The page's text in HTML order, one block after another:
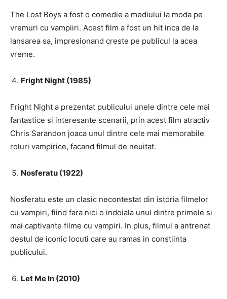
The Lost Boys a fost o comedie a mediului la moda pe
vremuri cu vampiiri. Acest film a fost un hit inca de la
lansarea sa, impresionand creste pe publicul la acea
vreme.
Fright Night (1985)
Fright Night a prezentat publicului unele dintre cele mai
fantastice si interesante scenarii, prin acest film atractiv
Chris Sarandon joaca unul dintre cele mai memorabile
roluri vampirice, facand filmul de neuitat.
Nosferatu (1922)
Nosferatu este un clasic necontestat din istoria filmelor
cu vampiri, fiind fara nici o indoiala unul dintre primele si
mai captivante filme cu vampiri. In plus, filmul a antrenat
destul de iconic locuti care au ramas in constiinta
publicului.
Let Me In (2010)